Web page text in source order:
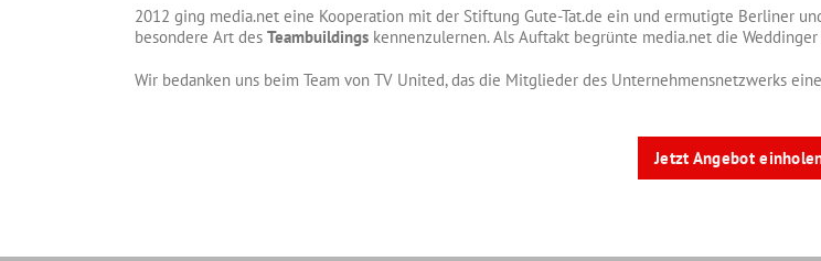
2012 ging media.net eine Kooperation mit der Stiftung Gute-Tat.de ein und ermutigte Berliner
besondere Art des Teambuildings kennenzulernen. Als Auftakt begrünte media.net die
Wir bedanken uns beim Team von TV United, das die Mitglieder des Unternehmensnetzwerks
Jetzt Angebot